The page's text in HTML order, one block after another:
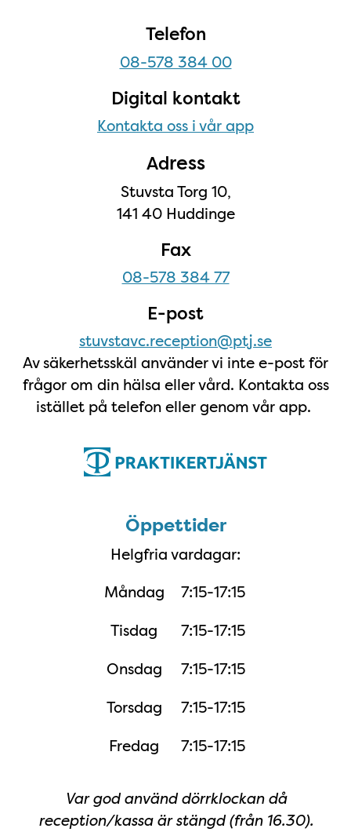
Telefon
08-578 384 00
Digital kontakt
Kontakta oss i vår app
Adress
Stuvsta Torg 10,
141 40 Huddinge
Fax
08-578 384 77
E-post
stuvstavc.reception@ptj.se
Av säkerhetsskäl använder vi inte e-post för
frågor om din hälsa eller vård. Kontakta oss
istället på telefon eller genom vår app.
Öppettider
Helgfria vardagar:
Måndag
7:15-17:15
Tisdag
7:15-17:15
Onsdag
7:15-17:15
Torsdag
7:15-17:15
Fredag
7:15-17:15
Var god använd dörrklockan då
reception/kassa är stängd (från 16.30).